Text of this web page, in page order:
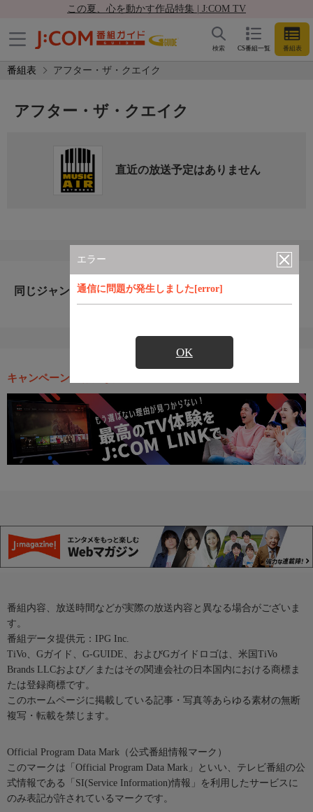
この夏、心を動かす作品特集 | J:COM TV
CS番組一覧 番組表
検索
番組表 アフター・ザ・クエイク
エラー
通信に問題が発生しました[error]
OK
アフター・ザ・クエイク
直近の放送予定はありません
同じジャンルのおすすめ番組
キャンペーン・お得な情報
番組内容、放送時間などが実際の放送内容と異なる場合がございま
す。
番組データ提供元：IPG Inc.
TiVo、Gガイド、G-GUIDE、およびGガイドロゴは、米国TiVo
Brands LLCおよび／またはその関連会社の日本国内における商標ま
たは登録商標です。
このホームページに掲載している記事・写真等あらゆる素材の無断
複写・転載を禁じます。
Official Program Data Mark（公式番組情報マーク）
このマークは「Official Program Data Mark」といい、テレビ番組の公
式情報である「SI(Service Information)情報」を利用したサービスに
のみ表記が許されているマークです。